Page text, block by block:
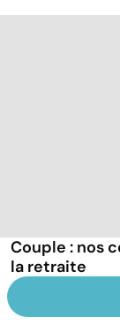
Couple : nos
la retraite